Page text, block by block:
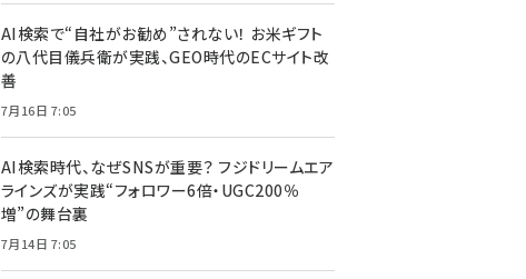
AI検索で“自社がお勧め”されない！ お米ギフト
の八代目儀兵衛が実践、GEO時代のECサイト改
善
7月16日 7:05
AI検索時代、なぜSNSが重要？ フジドリームエア
ラインズが実践“フォロワー6倍・UGC200％
増”の舞台裏
7月14日 7:05